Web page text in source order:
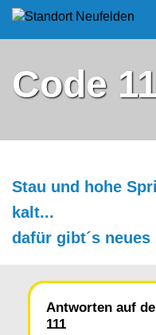
Moped
A - Scheine + Code
BE - Schein +
F - Schein
Team
Kursorte
Walding
Kontakt
Code
Stau und hohe
kalt...
dafür gibt´s
Antworten auf
111